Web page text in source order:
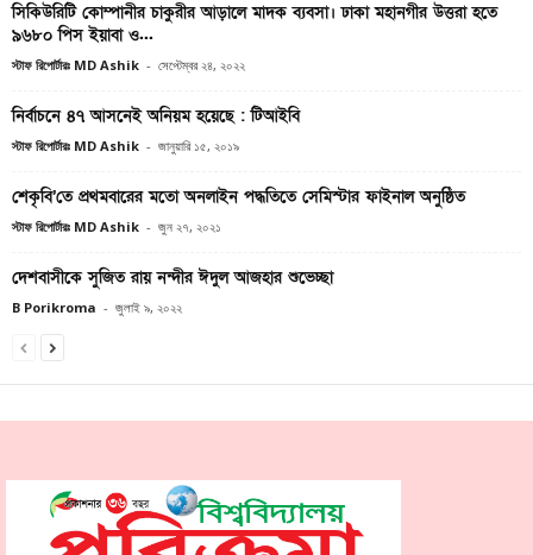
সিকিউরিটি কোম্পানীর চাকুরীর আড়ালে মাদক ব্যবসা। ঢাকা মহানগীর উত্তরা হতে
৯৬৮০ পিস ইয়াবা ও...
স্টাফ রিপোর্টারঃ MD Ashik - সেপ্টেম্বর ২৪, ২০২২
নির্বাচনে ৪৭ আসনেই অনিয়ম হয়েছে : টিআইবি
স্টাফ রিপোর্টারঃ MD Ashik - জানুয়ারি ১৫, ২০১৯
শেকৃবি’তে প্রথমবারের মতো অনলাইন পদ্ধতিতে সেমিস্টার ফাইনাল অনুষ্ঠিত
স্টাফ রিপোর্টারঃ MD Ashik - জুন ২৭, ২০২১
দেশবাসীকে সুজিত রায় নন্দীর ঈদুল আজহার শুভেচ্ছা
B Porikroma - জুলাই ৯, ২০২২